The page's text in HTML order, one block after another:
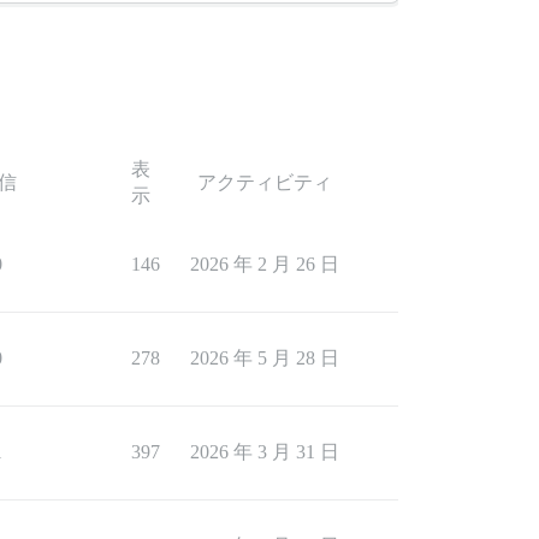
表
示
アクティビティ
146 2026 年 2 月 26 日
278 2026 年 5 月 28 日
397 2026 年 3 月 31 日